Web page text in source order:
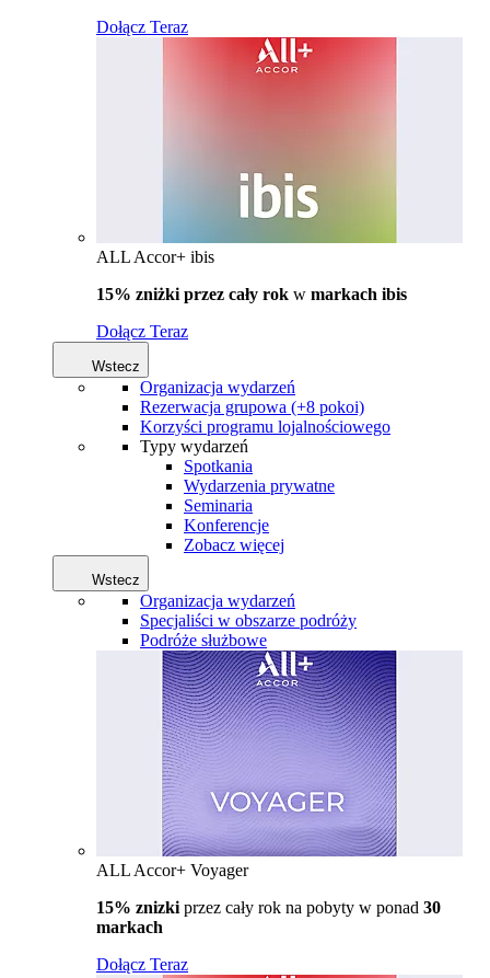
Dołącz Teraz
ALL Accor+ ibis
15% zniżki przez cały rok w markach ibis
Dołącz Teraz
Wstecz
Organizacja wydarzeń
Rezerwacja grupowa (+8 pokoi)
Korzyści programu lojalnościowego
Typy wydarzeń
Spotkania
Wydarzenia prywatne
Seminaria
Konferencje
Zobacz więcej
Wstecz
Organizacja wydarzeń
Specjaliści w obszarze podróży
Podróże służbowe
ALL Accor+ Voyager
15% znizki przez cały rok na pobyty w ponad 30
markach
Dołącz Teraz